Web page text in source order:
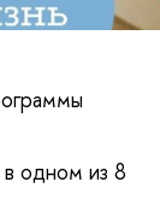
одном из 8